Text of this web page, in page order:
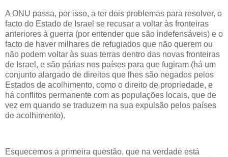
A ONU passa, por isso, a ter dois problemas para resolver, o
facto do Estado de Israel se recusar a voltar às fronteiras
anteriores à guerra (por entender que são indefensáveis) e o
facto de haver milhares de refugiados que não querem ou
não podem voltar às suas terras dentro das novas fronteiras
de Israel, e são párias nos países para que fugiram (há um
conjunto alargado de direitos que lhes são negados pelos
Estados de acolhimento, como o direito de propriedade, e
há conflitos permanente com as populações locais, que de
vez em quando se traduzem na sua expulsão pelos países
de acolhimento).
Esquecemos a primeira questão, que na verdade está